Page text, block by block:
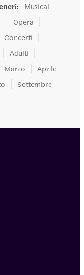
:
Musical
Opera
Concerti
Adulti
Marzo
Aprile
Settembre